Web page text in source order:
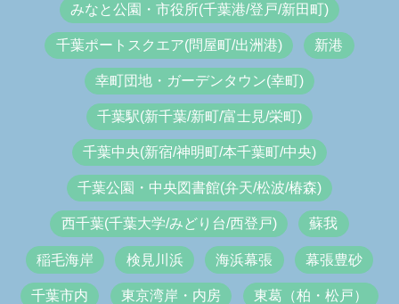
みなと公園・市役所(千葉港/登戸/新田町)
千葉ポートスクエア(問屋町/出洲港) 新港
幸町団地・ガーデンタウン(幸町)
千葉駅(新千葉/新町/富士見/栄町)
千葉中央(新宿/神明町/本千葉町/中央)
千葉公園・中央図書館(弁天/松波/椿森)
西千葉(千葉大学/みどり台/西登戸) 蘇我
稲毛海岸 検見川浜 海浜幕張 幕張豊砂
千葉市内 東京湾岸・内房 東葛（柏・松戸）